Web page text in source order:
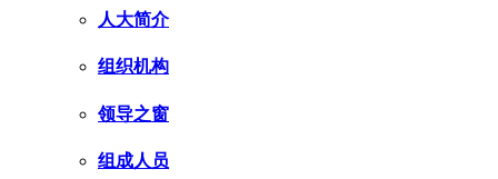
人大简介
组织机构
领导之窗
组成人员